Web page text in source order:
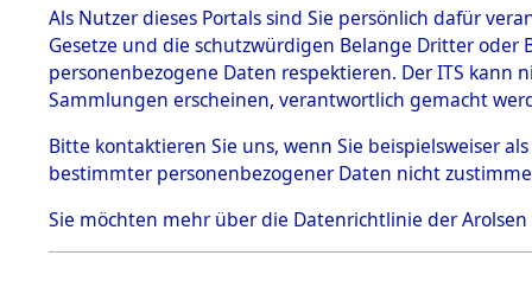
Effekten
1.2.9.1
Effekten aus
dem KZ
Dachau
1.2.9.2
Effekten aus
dem KZ
Bayerisches
Als Nutzer dieses Portals sind Sie persönlich dafür
Gesetze und die schutzwürdigen Belange Dritter
personenbezogene Daten respektieren. Der ITS
Sammlungen erscheinen, verantwortlich gemacht
Bitte kontaktieren Sie uns, wenn Sie beispielsweiser
bestimmter personenbezogener Daten nicht
Sie möchten mehr über die Datenrichtlinie der Arolsen